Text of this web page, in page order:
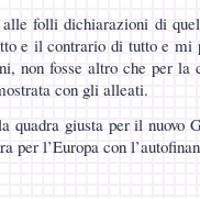
folli dichiarazioni di
e il contrario di tutto e
non fosse altro che per la
con gli alleati.
quadra giusta per il nuovo
per l’Europa con